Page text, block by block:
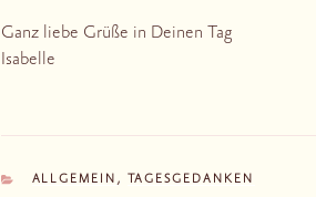
Ganz liebe Grüße in Deinen Tag
Isabelle
KATEGORIEN
ALLGEMEIN , TAGESGEDANKEN